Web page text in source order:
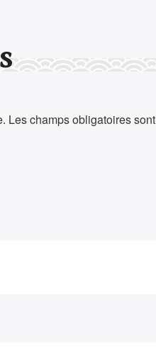
Les champs obligatoires sont